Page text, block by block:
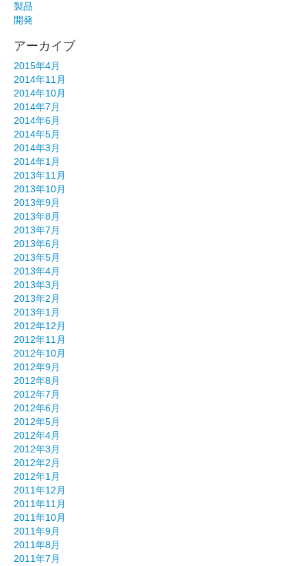
製品
開発
アーカイブ
2015年4月
2014年11月
2014年10月
2014年7月
2014年6月
2014年5月
2014年3月
2014年1月
2013年11月
2013年10月
2013年9月
2013年8月
2013年7月
2013年6月
2013年5月
2013年4月
2013年3月
2013年2月
2013年1月
2012年12月
2012年11月
2012年10月
2012年9月
2012年8月
2012年7月
2012年6月
2012年5月
2012年4月
2012年3月
2012年2月
2012年1月
2011年12月
2011年11月
2011年10月
2011年9月
2011年8月
2011年7月